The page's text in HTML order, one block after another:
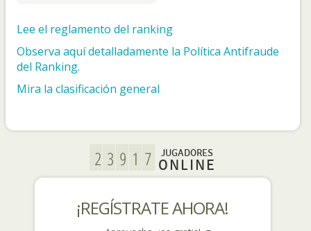
Lee el reglamento del ranking
Observa aquí detalladamente la Política Antifraude
del Ranking.
Mira la clasificación general
JUGADORES
ONLINE
¡REGÍSTRATE AHORA!